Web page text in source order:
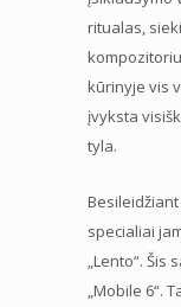
ritualas,
kūrinyje vis
įvyksta
tyla.
specialiai
„Lento“.
„Mobile 6“.